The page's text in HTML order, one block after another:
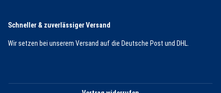
Schneller & zuverlässiger Versand
Wir setzen bei unserem Versand auf die Deutsche Post und DHL.